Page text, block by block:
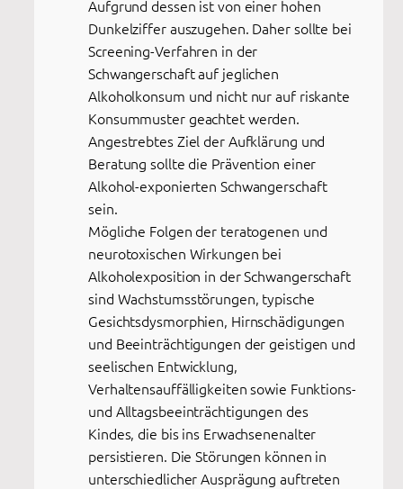
Aufgrund dessen ist von einer hohen
Dunkelziffer auszugehen. Daher sollte bei
Screening-Verfahren in der
Schwangerschaft auf jeglichen
Alkoholkonsum und nicht nur auf riskante
Konsummuster geachtet werden.
Angestrebtes Ziel der Aufklärung und
Beratung sollte die Prävention einer
Alkohol-exponierten Schwangerschaft
sein.
Mögliche Folgen der teratogenen und
neurotoxischen Wirkungen bei
Alkoholexposition in der Schwangerschaft
sind Wachstumsstörungen, typische
Gesichtsdysmorphien, Hirnschädigungen
und Beeinträchtigungen der geistigen und
seelischen Entwicklung,
Verhaltensauffälligkeiten sowie Funktions-
und Alltagsbeeinträchtigungen des
Kindes, die bis ins Erwachsenenalter
persistieren. Die Störungen können in
unterschiedlicher Ausprägung auftreten